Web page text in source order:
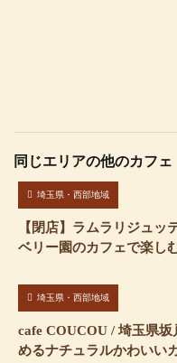
同じエリアの他のカフェ
埼玉県・西部地域
【閉店】ラムラリジュ
ベリー園のカフェで楽し
埼玉県・西部地域
cafe COUCOU / 埼玉県
めるナチュラルかわいい